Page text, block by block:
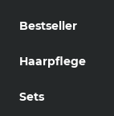
Bestseller
Haarpflege
Sets